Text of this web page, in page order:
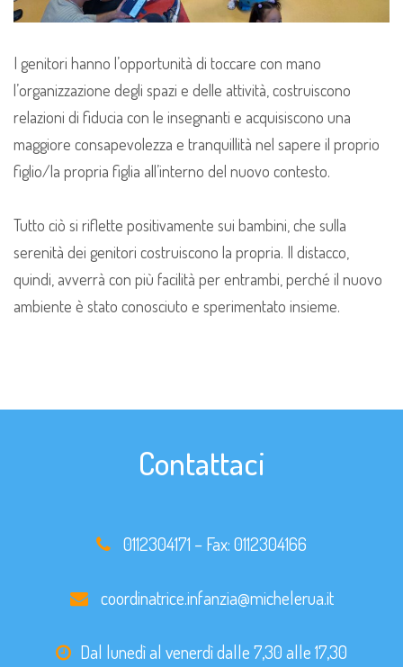
I genitori hanno l’opportunità di toccare con mano
l’organizzazione degli spazi e delle attività, costruiscono
relazioni di fiducia con le insegnanti e acquisiscono una
maggiore consapevolezza e tranquillità nel sapere il proprio
figlio/la propria figlia all’interno del nuovo contesto.
Tutto ciò si riflette positivamente sui bambini, che sulla
serenità dei genitori costruiscono la propria. Il distacco,
quindi, avverrà con più facilità per entrambi, perché il nuovo
ambiente è stato conosciuto e sperimentato insieme.
Contattaci
0112304171 – Fax:0112304166
coordinatrice.infanzia@michelerua.it
Dal lunedì al venerdì dalle 7,30 alle 17,30